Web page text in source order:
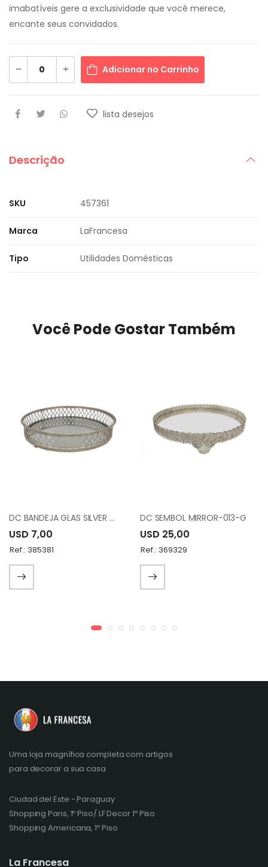
imabatíveis gere a exclusividade que você merece,
encante seus convidados.
Adicionar no Carrinho
lista desejos
Descrição
SKU 457361
Marca LaFrancesa
Tipo Utilidades Domésticas
Você Pode Gostar Também
DC BANDEJA GLAS SILVER METAL FH190627S
USD 7,00
Ref.: 385381
DC SEMBOL MIRROR-013-G
USD 25,00
Ref.: 369329
Uma loja magnífica completa com artigos
para decorar a sua casa
Ciudad del Este - Paraguay
Shopping Paris, 1º Piso/ LF Decor 1º Piso
Shopping Americana, 1º Piso
La Francesa